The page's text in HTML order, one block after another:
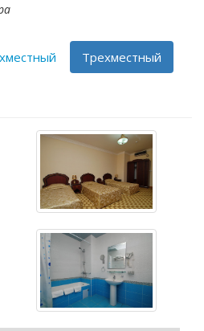
Трехместный